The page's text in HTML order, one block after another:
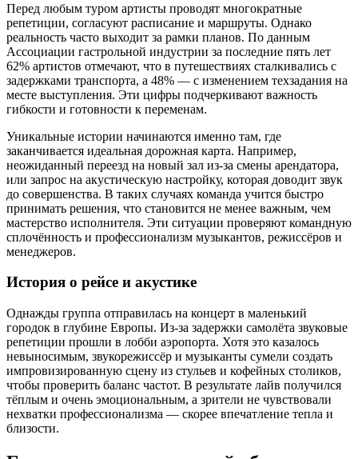
Перед любым туром артисты проводят многократные
репетиции, согласуют расписание и маршруты. Однако
реальность часто выходит за рамки планов. По данным
Ассоциации гастрольной индустрии за последние пять лет
62% артистов отмечают, что в путешествиях сталкивались с
задержками транспорта, а 48% — с изменением техзадания на
месте выступления. Эти цифры подчеркивают важность
гибкости и готовности к переменам.
Уникальные истории начинаются именно там, где
заканчивается идеальная дорожная карта. Например,
неожиданный переезд на новый зал из-за смены арендатора,
или запрос на акустическую настройку, которая доводит звук
до совершенства. В таких случаях команда учится быстро
принимать решения, что становится не менее важным, чем
мастерство исполнителя. Эти ситуации проверяют командную
сплочённость и профессионализм музыкантов, режиссёров и
менеджеров.
История о рейсе и акустике
Однажды группа отправилась на концерт в маленький
городок в глубине Европы. Из-за задержки самолёта звуковые
репетиции прошли в лобби аэропорта. Хотя это казалось
невыносимым, звукорежиссёр и музыканты сумели создать
импровизированную сцену из стульев и кофейных столиков,
чтобы проверить баланс частот. В результате лайв получился
тёплым и очень эмоциональным, а зрители не чувствовали
нехватки профессионализма — скорее впечатление тепла и
близости.